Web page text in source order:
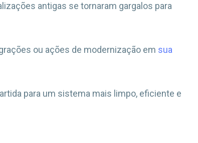
antigas se tornaram gargalos para
ou ações de modernização em sua
para um sistema mais limpo, eficiente e